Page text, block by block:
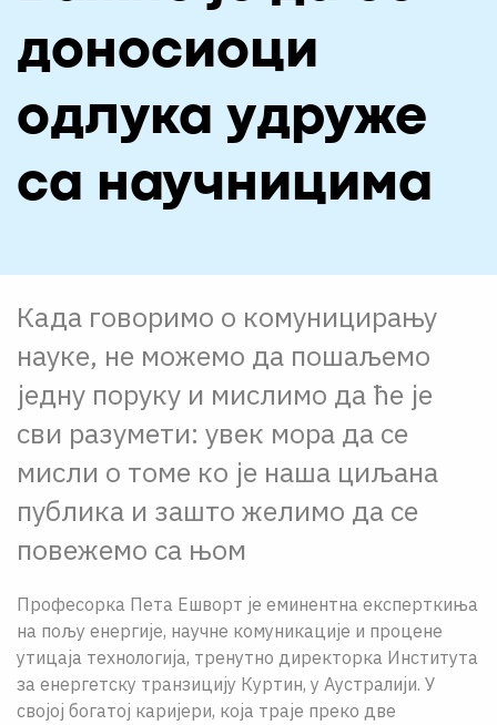
ЦПН
LAT
доносиоци
одлука удруже
са научницима
Када говоримо о комуницирању
науке, не можемо да пошаљемо
једну поруку и мислимо да ће је
сви разумети: увек мора да се
мисли о томе ко је наша циљана
публика и зашто желимо да се
повежемо са њом
Професорка Пета Ешворт је еминентна експерткиња
на пољу енергије, научне комуникације и процене
утицаја технологија, тренутно директорка Института
за енергетску транзицију Куртин, у Аустралији. У
својој богатој каријери, која траје преко две